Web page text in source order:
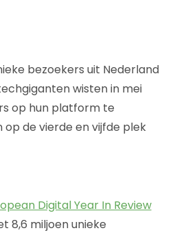
bezoekers uit Nederland
wisten in mei
op hun platform te
op de vierde en vijfde plek
Digital Year In Review
8,6 miljoen unieke